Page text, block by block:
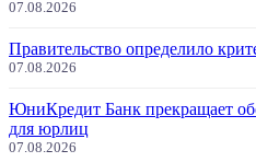
07.08.2026
Правительство определило
07.08.2026
ЮниКредит Банк прекращает
для юрлиц
07.08.2026